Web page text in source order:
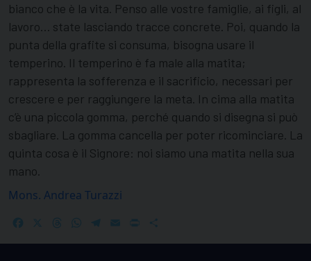
bianco che è la vita. Penso alle vostre famiglie, ai figli, al
lavoro… state lasciando tracce concrete. Poi, quando la
punta della grafite si consuma, bisogna usare il
temperino. Il temperino è fa male alla matita;
rappresenta la sofferenza e il sacrificio, necessari per
crescere e per raggiungere la meta. In cima alla matita
c’è una piccola gomma, perché quando si disegna si può
sbagliare. La gomma cancella per poter ricominciare. La
quinta cosa è il Signore: noi siamo una matita nella sua
mano.
Mons. Andrea Turazzi
FacebookThreadsWhatsApp
Telegram
EmailPrint